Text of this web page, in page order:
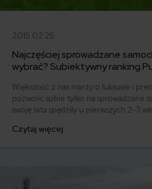
2015.02.25
Najczęściej sprowadzane
wybrać? Subiektywny ranking
Większość z nas marzy o luksusie i
pozwolić sobie tylko na sprowadzane
swoje lata spędziły u pierwszych 2-3
Zachodzie, tyle że kupują auta
Czytaj więcej